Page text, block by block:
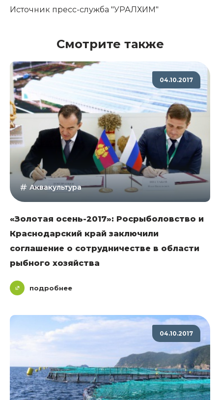
Источник пресс-служба "УРАЛХИМ"
Смотрите также
04.10.2017
Аквакультура
«Золотая осень-2017»: Росрыболовство и
Краснодарский край заключили
соглашение о сотрудничестве в области
рыбного хозяйства
подробнее
04.10.2017